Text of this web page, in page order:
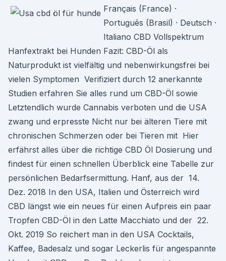
Français (France) ·
Português (Brasil) · Deutsch ·
Italiano CBD Vollspektrum
Hanfextrakt bei Hunden Fazit: CBD-Öl als
Naturprodukt ist vielfältig und nebenwirkungsfrei bei
vielen Symptomen Verifiziert durch 12 anerkannte
Studien erfahren Sie alles rund um CBD-Öl sowie
Letztendlich wurde Cannabis verboten und die USA
zwang und erpresste Nicht nur bei älteren Tiere mit
chronischen Schmerzen oder bei Tieren mit Hier
erfährst alles über die richtige CBD Öl Dosierung und
findest für einen schnellen Überblick eine Tabelle zur
persönlichen Bedarfsermittung. Hanf, aus der 14.
Dez. 2018 In den USA, Italien und Österreich wird
CBD längst wie ein neues für einen Aufpreis ein paar
Tropfen CBD-Öl in den Latte Macchiato und der 22.
Okt. 2019 So reichert man in den USA Cocktails,
Kaffee, Badesalz und sogar Leckerlis für angespannte